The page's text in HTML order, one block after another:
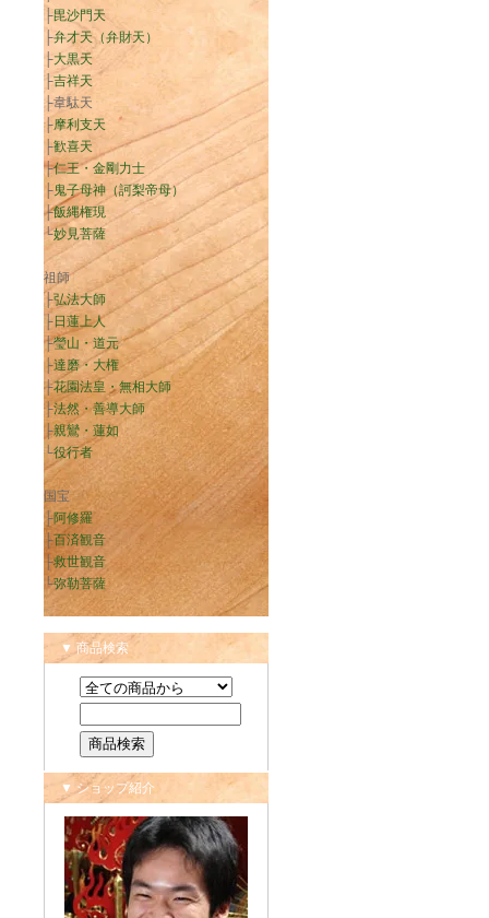
├毘沙門天
├弁才天（弁財天）
├大黒天
├吉祥天
├韋駄天
├摩利支天
├歓喜天
├仁王・金剛力士
├鬼子母神（訶梨帝母）
├飯縄権現
└妙見菩薩
祖師
├弘法大師
├日蓮上人
├瑩山・道元
├達磨・大権
├花園法皇・無相大師
├法然・善導大師
├親鸞・蓮如
└役行者
国宝
├阿修羅
├百済観音
├救世観音
└弥勒菩薩
▼ 商品検索
▼ ショップ紹介